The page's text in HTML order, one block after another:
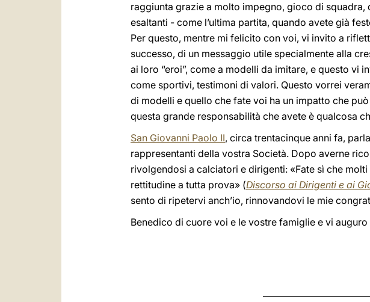
raggiunta grazie a molto impegno, gioco di
esaltanti - come l’ultima partita, quando avete già
Per questo, mentre mi felicito con voi, vi invito a
successo, di un messaggio utile specialmente alla
ai loro “eroi”, come a modelli da imitare, e questo vi
come sportivi, testimoni di valori. Questo vorrei
di modelli e quello che fate voi ha un impatto che
questa grande responsabilità che avete è qualcosa
San Giovanni Paolo II, circa trentacinque anni fa,
rappresentanti della vostra Società. Dopo averne
rivolgendosi a calciatori e dirigenti: «Fate sì che
rettitudine a tutta prova» (Discorso ai Dirigenti e ai
sento di ripetervi anch’io, rinnovandovi le mie
Benedico di cuore voi e le vostre famiglie e vi